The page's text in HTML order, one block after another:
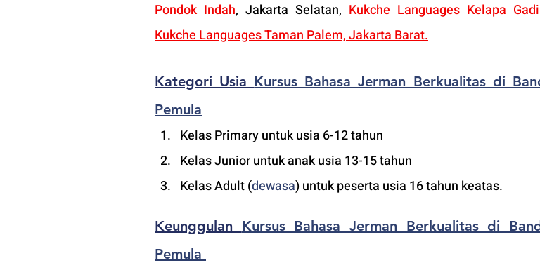
Pondok Indah, Jakarta Selatan, Kukche Languages Kelapa
Kukche Languages Taman Palem, Jakarta Barat.
Kategori Usia Kursus Bahasa Jerman Berkualitas di
Pemula
Kelas Primary untuk usia 6-12 tahun
Kelas Junior untuk anak usia 13-15 tahun
Kelas Adult (dewasa) untuk peserta usia 16 tahun keatas.
Keunggulan Kursus Bahasa Jerman Berkualitas di
Pemula